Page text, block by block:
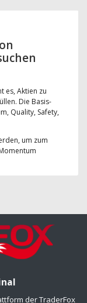
es, Aktien zu
Die Basis-
Quality, Safety,
um zum
der TraderFox